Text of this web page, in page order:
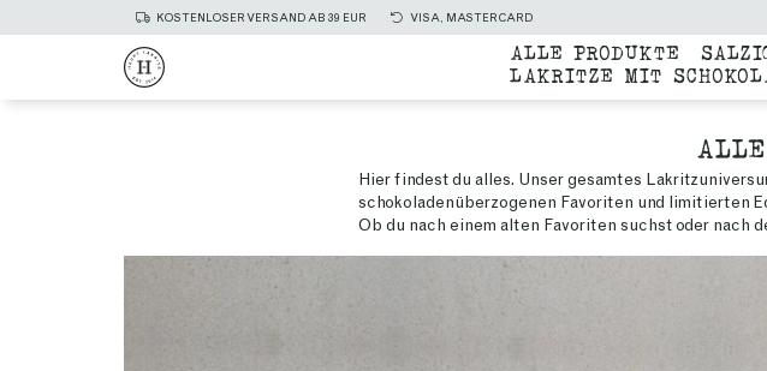
KOSTENLOSER VERSAND AB 39 EUR VISA, MASTERCARD
ALLE PRODUKTE
LAKRITZE MIT
Hier findest du alles. Unser gesamtes
schokoladenüberzogenen Favoriten und limitierten
Ob du nach einem alten Favoriten suchst oder nach